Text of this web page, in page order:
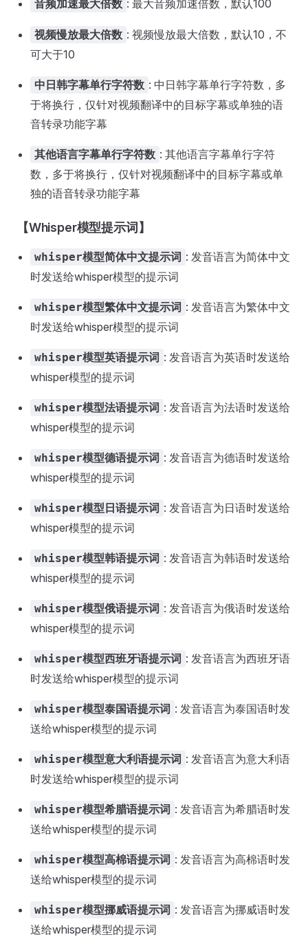
音频加速最大倍数 : 最大音频加速倍数，默认100
视频慢放最大倍数 : 视频慢放最大倍数，默认10，不
可大于10
中日韩字幕单行字符数 : 中日韩字幕单行字符数，多
于将换行，仅针对视频翻译中的目标字幕或单独的语
音转录功能字幕
其他语言字幕单行字符数 : 其他语言字幕单行字符
数，多于将换行，仅针对视频翻译中的目标字幕或单
独的语音转录功能字幕
【Whisper模型提示词】
whisper模型简体中文提示词 : 发音语言为简体中文
时发送给whisper模型的提示词
whisper模型繁体中文提示词 : 发音语言为繁体中文
时发送给whisper模型的提示词
whisper模型英语提示词 : 发音语言为英语时发送给
whisper模型的提示词
whisper模型法语提示词 : 发音语言为法语时发送给
whisper模型的提示词
whisper模型德语提示词 : 发音语言为德语时发送给
whisper模型的提示词
whisper模型日语提示词 : 发音语言为日语时发送给
whisper模型的提示词
whisper模型韩语提示词 : 发音语言为韩语时发送给
whisper模型的提示词
whisper模型俄语提示词 : 发音语言为俄语时发送给
whisper模型的提示词
whisper模型西班牙语提示词 : 发音语言为西班牙语
时发送给whisper模型的提示词
whisper模型泰国语提示词 : 发音语言为泰国语时发
送给whisper模型的提示词
whisper模型意大利语提示词 : 发音语言为意大利语
时发送给whisper模型的提示词
whisper模型希腊语提示词 : 发音语言为希腊语时发
送给whisper模型的提示词
whisper模型高棉语提示词 : 发音语言为高棉语时发
送给whisper模型的提示词
whisper模型挪威语提示词 : 发音语言为挪威语时发
送给whisper模型的提示词